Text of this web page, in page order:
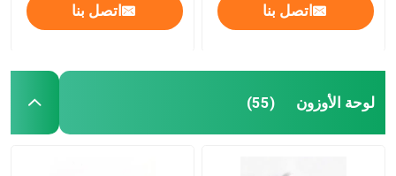
اتصل بنا اتصل بنا
لوحة الأوزون (55)